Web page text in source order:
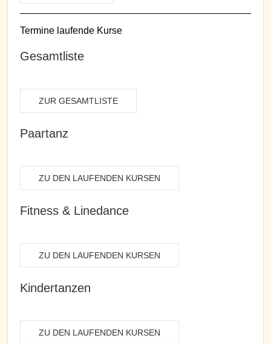
Termine laufende Kurse
Gesamtliste
ZUR GESAMTLISTE
Paartanz
ZU DEN LAUFENDEN KURSEN
Fitness & Linedance
ZU DEN LAUFENDEN KURSEN
Kindertanzen
ZU DEN LAUFENDEN KURSEN